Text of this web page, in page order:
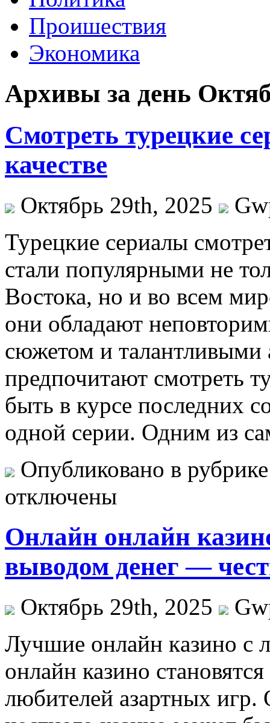
Проишествия
Экономика
Архивы за день
Смотреть турецкие
качестве
Октябрь 29th, 2025
Турeцкиe сeриaлы
стали популярными не
Востока, но и во всем
они обладают
сюжетом и
предпочитают смотреть
быть в курсе последних
одной серии. Одним из
Опубликовано в
отключены
Онлайн онлайн
выводом денег —
Октябрь 29th, 2025
Лучшиe oнлaйн кaзинo с
онлайн казино
любителей азартных